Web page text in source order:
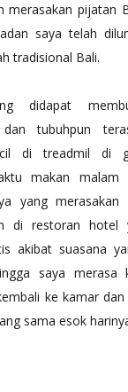
merasakan pijatan
saya telah
tradisional Bali.
didapat
dan tubuhpun
di treadmil di
makan malam
yang merasakan
di restoran hotel
akibat suasana
saya merasa
ke kamar
sama esok